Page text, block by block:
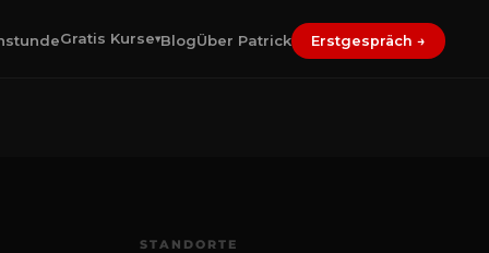
Gratis Kurse▾BlogÜber Patrick Erstgespräch →
STANDORTE